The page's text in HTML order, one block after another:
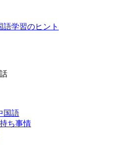
語学習のヒント
国語
ち事情